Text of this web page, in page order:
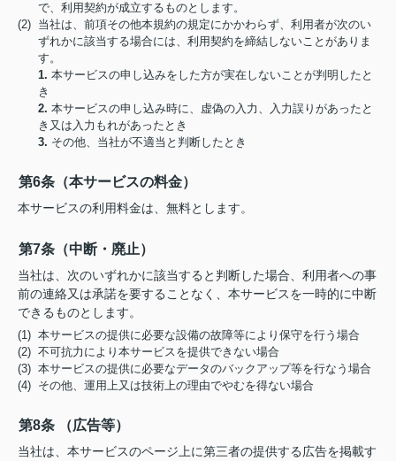
で、利用契約が成立するものとします。
(2) 当社は、前項その他本規約の規定にかかわらず、利用者が次のい
ずれかに該当する場合には、利用契約を締結しないことがありま
す。
1. 本サービスの申し込みをした方が実在しないことが判明したと
き
2. 本サービスの申し込み時に、虚偽の入力、入力誤りがあったと
き又は入力もれがあったとき
3. その他、当社が不適当と判断したとき
第6条（本サービスの料金）
本サービスの利用料金は、無料とします。
第7条（中断・廃止）
当社は、次のいずれかに該当すると判断した場合、利用者への事
前の連絡又は承諾を要することなく、本サービスを一時的に中断
できるものとします。
(1) 本サービスの提供に必要な設備の故障等により保守を行う場合
(2) 不可抗力により本サービスを提供できない場合
(3) 本サービスの提供に必要なデータのバックアップ等を行なう場合
(4) その他、運用上又は技術上の理由でやむを得ない場合
第8条 （広告等）
当社は、本サービスのページ上に第三者の提供する広告を掲載す